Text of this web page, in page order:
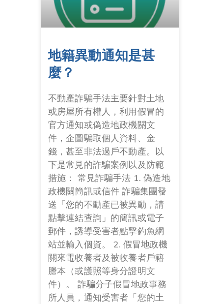
地籍異動通知是甚
麼？
不動產詐騙手法主要針對土地
或房屋所有權人，利用假冒的
官方通知或偽造地政機關文
件，企圖騙取個人資料、金
錢，甚至非法過戶不動產。以
下是常見的詐騙案例以及防範
措施： 常見詐騙手法 1. 偽造地
政機關簡訊或信件 詐騙集團發
送「您的不動產已被異動，請
點擊連結查詢」的簡訊或電子
郵件，誘導受害者點擊釣魚網
站並輸入個資。 2. 假冒地政機
關來電收養者及被收養者戶籍
謄本（或護照等身分證明文
件）。 詐騙分子假冒地政事務
所人員，通知受害者「您的土